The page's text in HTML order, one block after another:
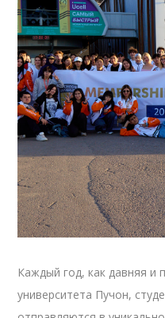
Каждый год, как давняя и
университета Пучон,